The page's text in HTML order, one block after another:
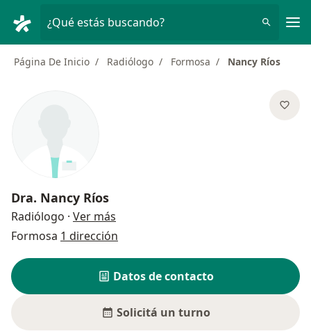
¿Qué estás buscando?
Página De Inicio Radiólogo Formosa Nancy Ríos
Dra. Nancy Ríos
Radiólogo · Ver más
Formosa 1 dirección
Datos de contacto
Solicitá un turno